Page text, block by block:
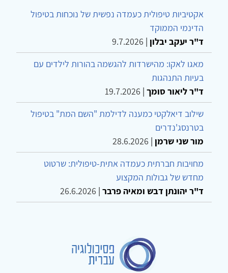
אקטיביות טיפולית כעמדה נפשית של נוכחות בטיפול
הדינמי הממוקד
ד"ר יעקב יבלון |
9.7.2026
מאגו לאקו: מהישרדות להגשמה בהורות לילדים עם
בעיות התנהגות
ד"ר ליאור סומך |
19.7.2026
שילוב דיאלקטי כמענה לדילמת "השם המת" בטיפול
בטרנסג'נדרים
מור שני שרמן |
28.6.2026
מחויבות חברתית כעמדה אתית-טיפולית: שרטוט
מחדש של גבולות המקצוע
ד"ר יהונתן דבש ומאיה פרבר |
26.6.2026